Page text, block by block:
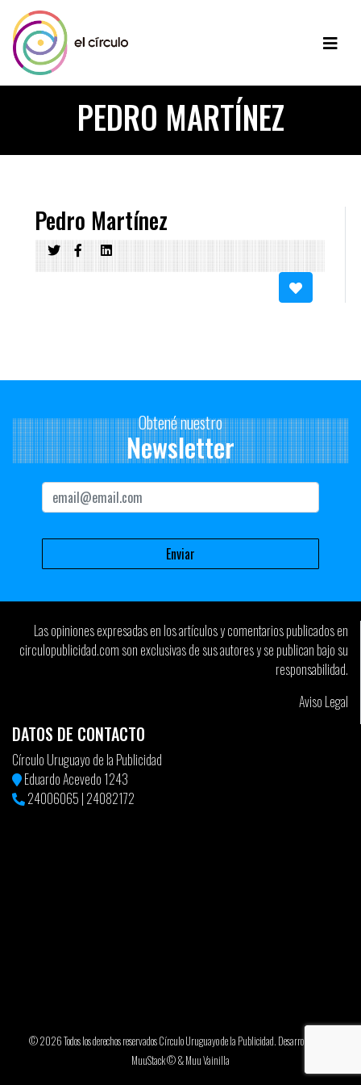
PEDRO MARTÍNEZ
Pedro Martínez
Obtené nuestro
Newsletter
Las opiniones expresadas en los artículos y comentarios publicados en
circulopublicidad.com son exclusivas de sus autores y se publican bajo su
responsabilidad.
Aviso Legal
DATOS DE CONTACTO
Círculo Uruguayo de la Publicidad
Eduardo Acevedo 1243
24006065 | 24082172
© 2026 Todos los derechos reservados Círculo Uruguayo de la Publicidad. Desarrollado por
MuuStack ©&Muu Vainilla